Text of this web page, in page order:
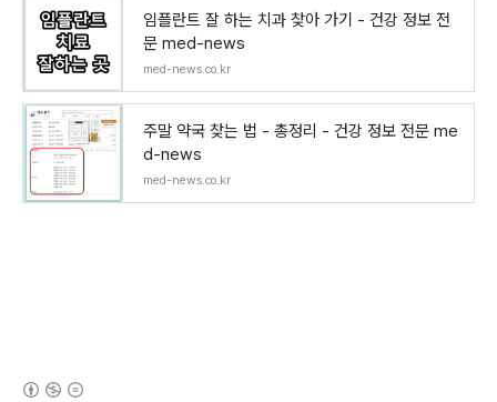
임플란트 잘 하는 치과 찾아 가기 - 건강 정보 전
문 med-news
med-news.co.kr
주말 약국 찾는 법 - 총정리 - 건강 정보 전문 me
d-news
med-news.co.kr